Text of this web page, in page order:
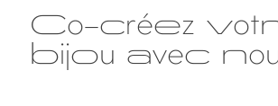
Co-créez
bijou avec